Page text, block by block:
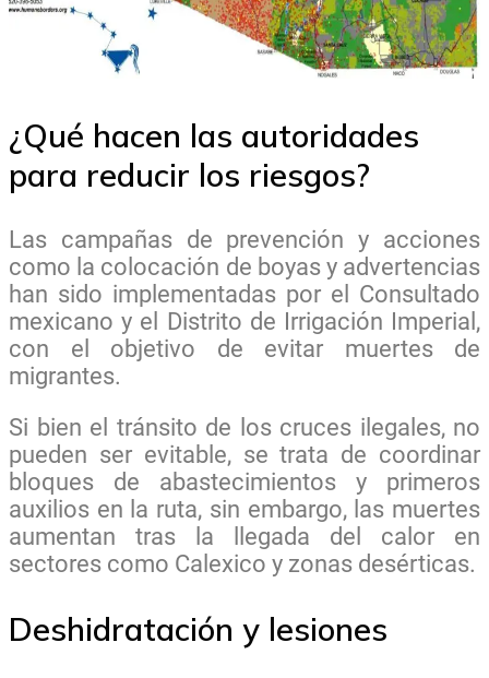
¿Qué hacen las autoridades
para reducir los riesgos?
Las campañas de prevención y acciones
como la colocación de boyas y advertencias
han sido implementadas por el Consultado
mexicano y el Distrito de Irrigación Imperial,
con el objetivo de evitar muertes de
migrantes.
Si bien el tránsito de los cruces ilegales, no
pueden ser evitable, se trata de coordinar
bloques de abastecimientos y primeros
auxilios en la ruta, sin embargo, las muertes
aumentan tras la llegada del calor en
sectores como Calexico y zonas desérticas.
Deshidratación y lesiones